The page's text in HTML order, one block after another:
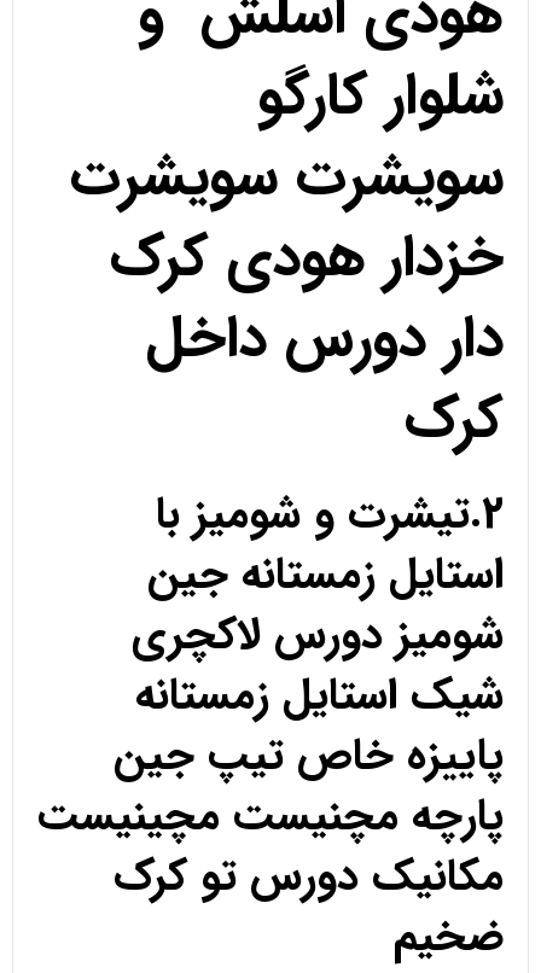
شلوار کارگو
سویشرت سویشرت
خزدار هودی کرک
دار دورس داخل
کرک
2.تیشرت و شومیز با
استایل زمستانه جین
شومیز دورس لاکچری
شیک استایل زمستانه
پاییزه خاص تیپ جین
پارچه مچنیست مچینیست
مکانیک دورس تو کرک
ضخیم